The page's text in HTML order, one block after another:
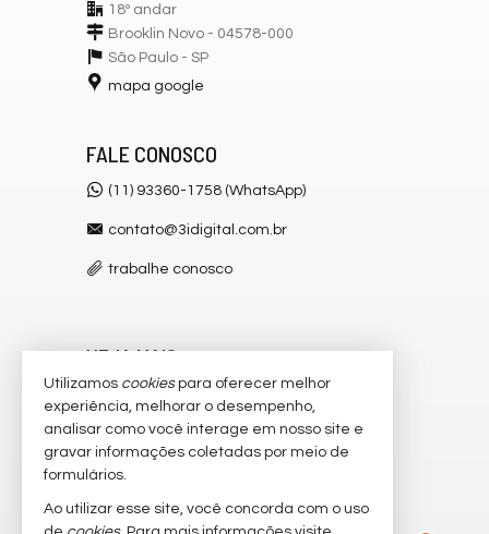
18º andar
Brooklin Novo - 04578-000
São Paulo - SP
mapa google
FALE CONOSCO
(11) 93360-1758 (WhatsApp)
contato@3idigital.com.br
trabalhe conosco
VEJA MAIS
receba nosso newsletter
cadastre seu imóvel
imóveis favoritos
mapa de imóveis
Utilizamos cookiespara oferecer melhor
experiência, melhorar o desempenho,
analisar como você interage em nosso site e
gravar informações coletadas por meio de
formulários.
Ao utilizar esse site, você concorda com o uso